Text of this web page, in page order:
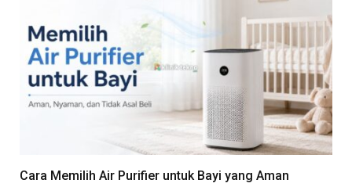
Cara Memilih Air Purifier untuk Bayi yang Aman